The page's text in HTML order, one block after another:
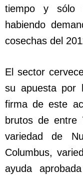
tiempo y sólo
habiendo
cosechas del
El sector
su apuesta por
firma de este
brutos de
variedad de
Columbus,
ayuda